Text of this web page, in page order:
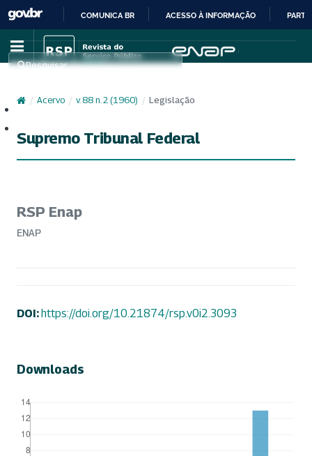
IR
PARA
CONTEÚDO
COMUNICA BR ACESSO À INFORMAÇÃO
Pesquisar
/ Acervo / v. 88 n. 2 (1960) / Legislação
Supremo Tribunal Federal
RSP Enap
ENAP
DOI:https://doi.org/10.21874/rsp.v0i2.3093
Downloads